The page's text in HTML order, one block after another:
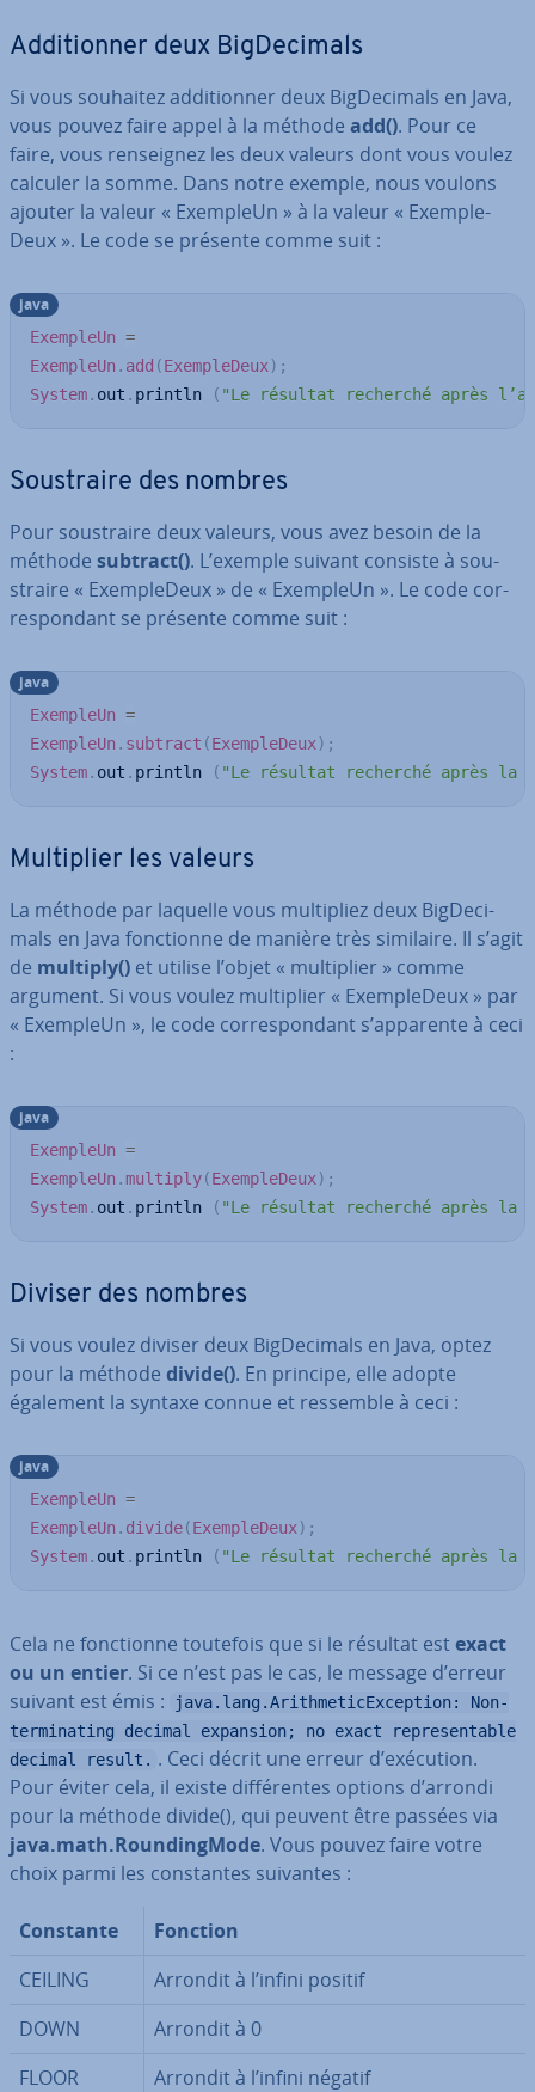
Ad­di­tion­ner deux Big­De­ci­mals
Si vous souhaitez ad­di­tion­ner deux Big­De­ci­mals en Java,
vous pouvez faire appel à la méthode add(). Pour ce
faire, vous ren­sei­gnez les deux valeurs dont vous voulez
calculer la somme. Dans notre exemple, nous voulons
ajouter la valeur « ExempleUn » à la valeur « Exem­ple­
Deux ». Le code se présente comme suit :
ExempleUn =
ExempleUn . add (ExempleDeux) ;
System. out . println ( "Le résultat recherché après
java
Sou­strai­re des nombres
Pour sou­strai­re deux valeurs, vous avez besoin de la
méthode subtract(). L’exemple suivant consiste à sou­
strai­re « Exem­ple­Deux » de « ExempleUn ». Le code cor­
re­spon­dant se présente comme suit :
ExempleUn =
ExempleUn . subtract (ExempleDeux) ;
System. out . println ( "Le résultat recherché après
java
Mul­ti­plier les valeurs
La méthode par laquelle vous mul­ti­pliez deux Big­De­ci­
mals en Java fonc­tion­ne de manière très similaire. Il s’agit
de multiply() et utilise l’objet « mul­ti­plier » comme
argument. Si vous voulez mul­ti­plier « Exem­ple­Deux » par
« ExempleUn », le code cor­re­spon­dant s’apparente à ceci
:
ExempleUn =
ExempleUn .multiply(ExempleDeux) ;
System. out . println ( "Le résultat recherché après
java
Diviser des nombres
Si vous voulez diviser deux Big­De­ci­mals en Java, optez
pour la méthode divide(). En principe, elle adopte
également la syntaxe connue et ressemble à ceci :
ExempleUn =
ExempleUn . divide(ExempleDeux) ;
System. out . println ( "Le résultat recherché après
java
Cela ne fonc­tion­ne toutefois que si le résultat estexact
ou un entier. Si ce n’est pas le cas, le message d’erreur
suivant est émis :
java.lang.ArithmeticException: Non-
terminating decimal expansion; no exact representable
decimal result. . Ceci décrit une erreur d’exécution.
Pour éviter cela, il existe dif­fé­ren­tes options d’arrondi
pour la méthode divide(), qui peuvent être passées via
java.math.Roun­ding­Mo­de. Vous pouvez faire votre
choix parmi les con­stan­tes suivantes :
Constante
Fonction
CEILING
Arrondit à l’infini positif
DOWN
Arrondit à 0
FLOOR
Arrondit à l’infini négatif